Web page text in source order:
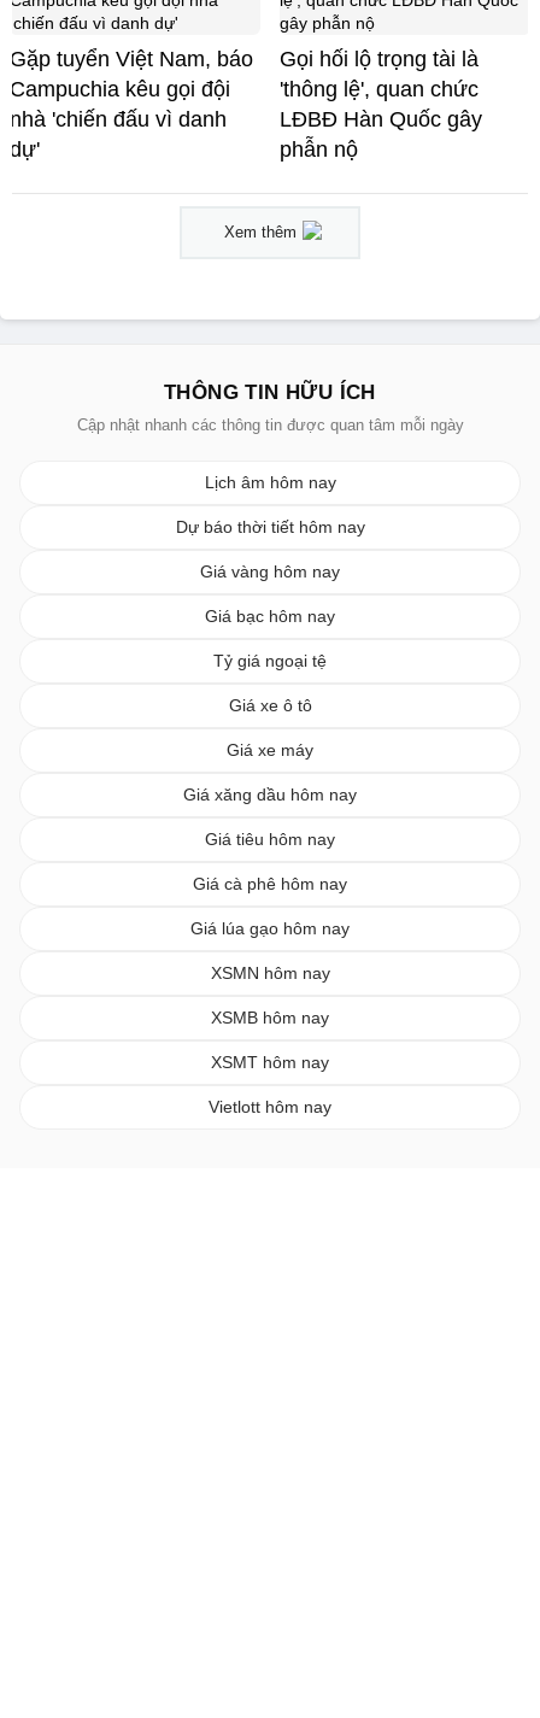
Gặp tuyển Việt Nam, báo
Campuchia kêu gọi đội
nhà 'chiến đấu vì danh
dự'
Gọi hối lộ trọng tài là
'thông lệ', quan chức
LĐBĐ Hàn Quốc gây
phẫn nộ
Xem thêm
THÔNG TIN HỮU ÍCH
Cập nhật nhanh các thông tin được quan tâm mỗi ngày
Lịch âm hôm nay
Dự báo thời tiết hôm nay
Giá vàng hôm nay
Giá bạc hôm nay
Tỷ giá ngoại tệ
Giá xe ô tô
Giá xe máy
Giá xăng dầu hôm nay
Giá tiêu hôm nay
Giá cà phê hôm nay
Giá lúa gạo hôm nay
XSMN hôm nay
XSMB hôm nay
XSMT hôm nay
Vietlott hôm nay